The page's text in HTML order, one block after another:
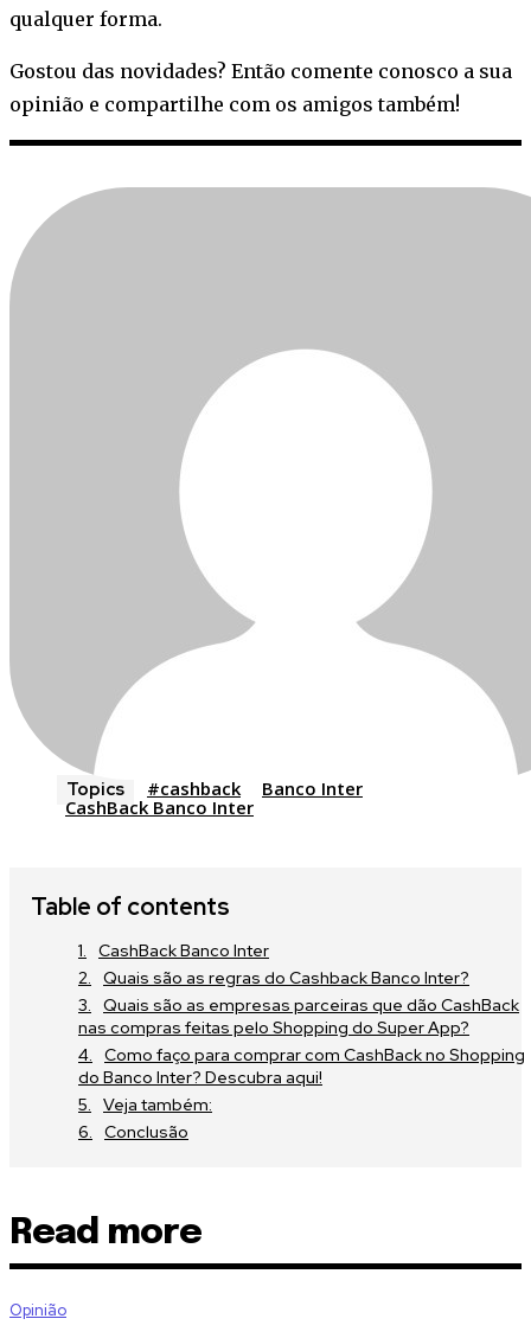
qualquer forma.
Gostou das novidades? Então comente conosco a sua
opinião e compartilhe com os amigos também!
Topics #cashback
Banco Inter
CashBack Banco Inter
Table of contents
CashBack Banco Inter
Quais são as regras do Cashback Banco Inter?
Quais são as empresas parceiras que dão CashBack
nas compras feitas pelo Shopping do Super App?
Como faço para comprar com CashBack no Shopping
do Banco Inter? Descubra aqui!
Veja também:
Conclusão
Read more
Opinião